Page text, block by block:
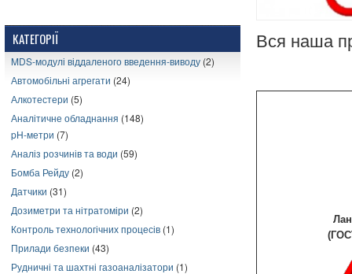
КАТЕГОРІЇ
MDS-модулі віддаленого введення-виводу (2)
Автомобільні агрегати (24)
Алкотестери (5)
Аналітичне обладнання (148)
pH-метри (7)
Аналіз розчинів та води (59)
Бомба Рейду (2)
Датчики (31)
Дозиметри та нітратоміри (2)
Контроль технологічних процесів (1)
Прилади безпеки (43)
Рудничні та шахтні газоаналізатори (1)
Вся наша